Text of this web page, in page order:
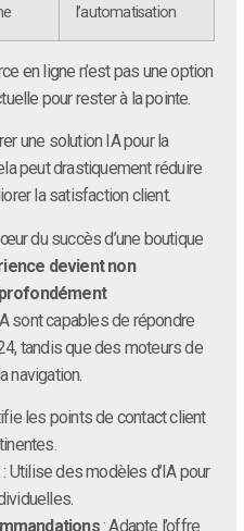
l’automatisation
en ligne n’est pas une option
pour rester à la pointe.
une solution IA pour la
peut drastiquement réduire
la satisfaction client.
du succès d’une boutique
devient non
sont capables de répondre
tandis que des moteurs de
navigation.
les points de contact client
: Utilise des modèles d’IA pour
: Adapte l’offre